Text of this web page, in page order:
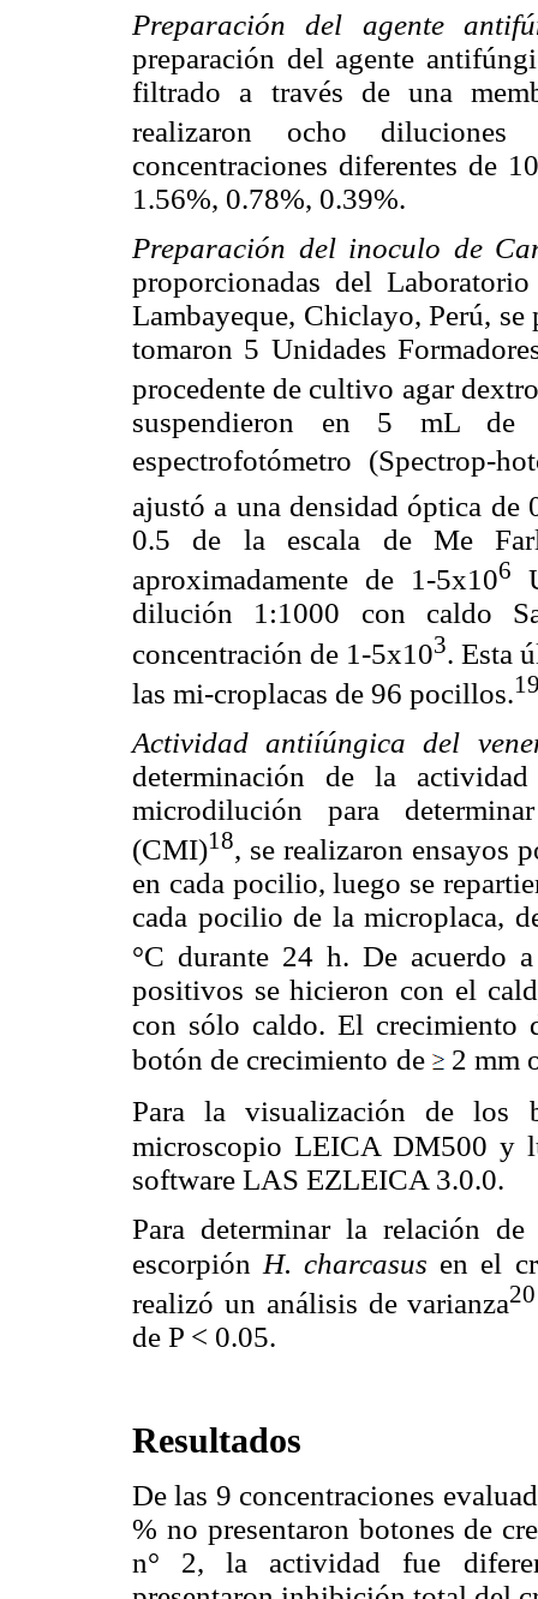
Preparación del agente
preparación del agente
filtrado a través de una
realizaron ocho diluciones
concentraciones diferentes de
1.56%, 0.78%, 0.39%.
Preparación del inoculo de
proporcionadas del
Lambayeque, Chiclayo, Perú,
tomaron 5 Unidades
procedente de cultivo agar
suspendieron en 5 mL de
espectrofotómetro (Spectrop-
ajustó a una densidad óptica
0.5 de la escala de Me
aproximadamente de 1-5x106
dilución 1:1000 con caldo
concentración de 1-5x103. Esta
las mi-croplacas de 96 pocillos.
Actividad antiíúngica del
determinación de la
microdilución para
(CMI)18, se realizaron ensayos
en cada pocilio, luego se
cada pocilio de la microplaca,
°C durante 24 h. De acuerdo
positivos se hicieron con el
con sólo caldo. El crecimiento
botón de crecimiento de
2 mm
Para la visualización de los
microscopio LEICA DM500 y
software LAS EZLEICA 3.0.0.
Para determinar la relación
escorpión H. charcasus en el
realizó un análisis de varianza20
de P < 0.05.
Resultados
De las 9 concentraciones
% no presentaron botones de
n° 2, la actividad fue